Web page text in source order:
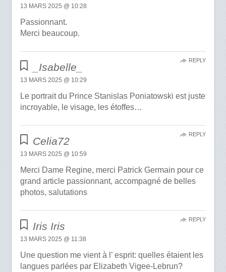
13 MARS 2025 @ 10:28
Passionnant.
Merci beaucoup.
_Isabelle_
13 MARS 2025 @ 10:29
Le portrait du Prince Stanislas Poniatowski est juste
incroyable, le visage, les étoffes…
REPLY
Celia72
13 MARS 2025 @ 10:59
Merci Dame Regine, merci Patrick Germain pour ce
grand article passionnant, accompagné de belles
photos, salutations
REPLY
Iris Iris
13 MARS 2025 @ 11:38
Une question me vient à l’ esprit: quelles étaient les
langues parlées par Elizabeth Vigee-Lebrun?
REPLY